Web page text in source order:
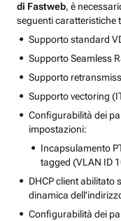
di Fastweb, è
seguenti caratteristiche
Supporto standard
Supporto Seamless
Supporto
Supporto vectoring
Configurabilità dei
impostazioni:
Incapsulamento
tagged (VLAN ID
DHCP client abilitato
dinamica
Configurabilità dei